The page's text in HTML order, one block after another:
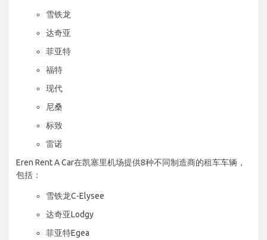
雪铁龙
达奇亚
菲亚特
福特
现代
尼桑
标致
雷诺
Eren Rent A Car在凯塞里机场提供8种不同制造商的租车车辆，
包括：
雪铁龙C-Elysee
达奇亚Lodgy
菲亚特Egea